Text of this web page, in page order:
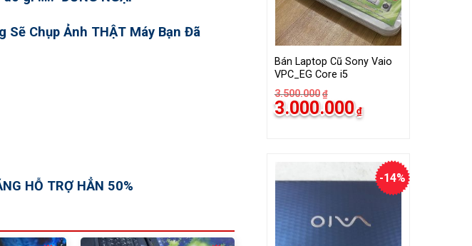
Bán Laptop Cũ Sony Vaio
VPC_EG Core i5
3.500.000 ₫
Giá
gốc
3.000.000 ₫hiện
tại
-14%
Chụp Ảnh THẬT Máy Bạn Đã
HỖ TRỢ HẲN 50%